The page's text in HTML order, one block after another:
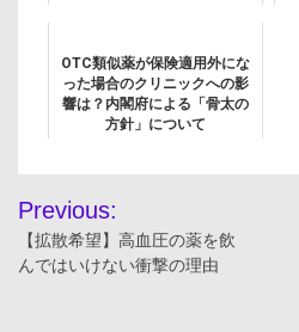
OTC類似薬が保険適用外にな
った場合のクリニックへの影
響は？内閣府による「骨太の
方針」について
投
稿
Previous:
【拡散希望】高血圧の薬を飲
んではいけない衝撃の理由